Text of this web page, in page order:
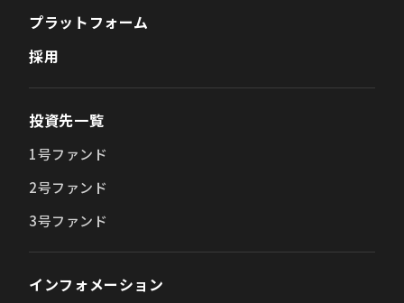
プラットフォーム
採用
投資先一覧
1号ファンド
2号ファンド
3号ファンド
インフォメーション